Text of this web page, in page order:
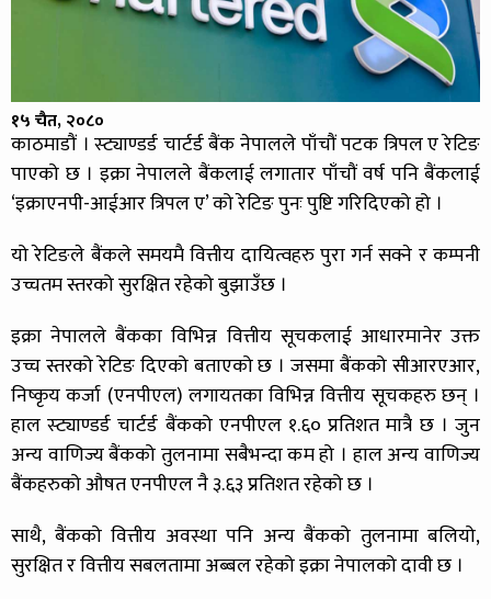
१५ चैत, २०८०
काठमाडौं । स्ट्याण्डर्ड चार्टर्ड बैंक नेपालले पाँचौं पटक त्रिपल ए रेटिङ
पाएको छ । इक्रा नेपालले बैंकलाई लगातार पाँचौं वर्ष पनि बैंकलाई
‘इक्राएनपी-आईआर त्रिपल ए’ को रेटिङ पुनः पुष्टि गरिदिएको हो ।
यो रेटिङले बैंकले समयमै वित्तीय दायित्वहरु पुरा गर्न सक्ने र कम्पनी
उच्चतम स्तरको सुरक्षित रहेको बुझाउँछ ।
इक्रा नेपालले बैंकका विभिन्न वित्तीय सूचकलाई आधारमानेर उक्त
उच्च स्तरको रेटिङ दिएको बताएको छ । जसमा बैंकको सीआरएआर,
निष्कृय कर्जा (एनपीएल) लगायतका विभिन्न वित्तीय सूचकहरु छन् ।
हाल स्ट्याण्डर्ड चार्टर्ड बैंकको एनपीएल १.६० प्रतिशत मात्रै छ । जुन
अन्य वाणिज्य बैंकको तुलनामा सबैभन्दा कम हो । हाल अन्य वाणिज्य
बैंकहरुको औषत एनपीएल नै ३.६३ प्रतिशत रहेको छ ।
साथै, बैंकको वित्तीय अवस्था पनि अन्य बैंकको तुलनामा बलियो,
सुरक्षित र वित्तीय सबलतामा अब्बल रहेको इक्रा नेपालको दावी छ ।